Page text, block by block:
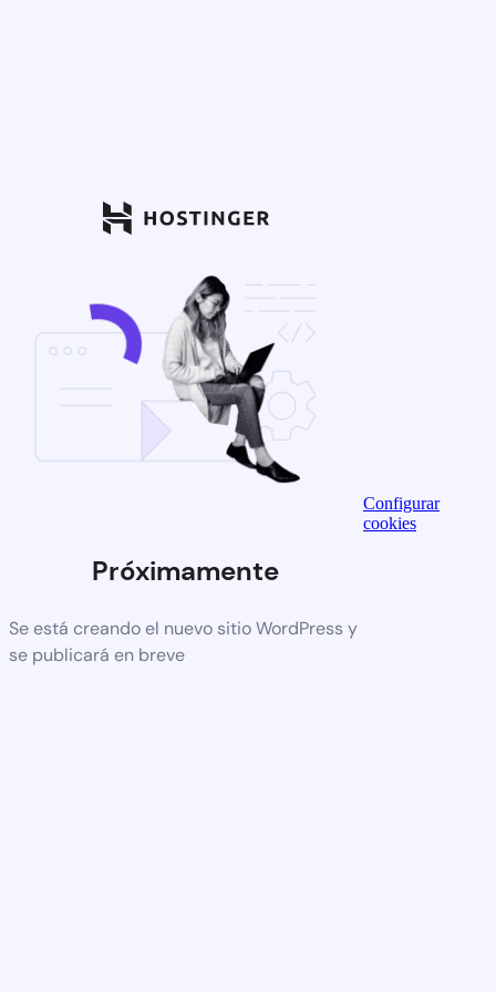
Próximamente
Se está creando el nuevo sitio WordPress y
se publicará en breve
Configurar
cookies